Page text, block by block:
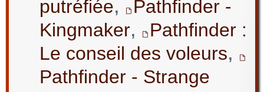
putréfiée,
Pathfinder -
Kingmaker,
Pathfinder :
Le conseil des voleurs,
Pathfinder - Strange